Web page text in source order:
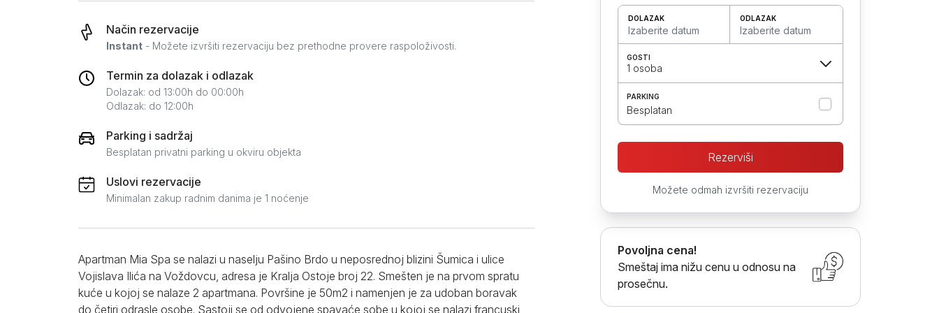
Način rezervacije
Instant - Možete izvršiti rezervaciju bez prethodne provere raspoloživosti.
Termin za dolazak i odlazak
Dolazak: od 13:00h do 00:00h
Odlazak: do 12:00h
Parking i sadržaj
Besplatan privatni parking u okviru objekta
Uslovi rezervacije
Minimalan zakup radnim danima je 1 noćenje
Apartman Mia Spa se nalazi u naselju Pašino Brdo u neposrednoj blizini Šumica i ulice
Vojislava Ilića na Voždovcu, adresa je Kralja Ostoje broj 22. Smešten je na prvom spratu
kuće u kojoj se nalaze 2 apartmana. Površine je 50m2 i namenjen je za udoban boravak
do četiri odrasle osobe. Sastoji se od odvojene spavaće sobe u kojoj se nalazi francuski
DOLAZAK
Izaberite datum
ODLAZAK
Izaberite datum
GOSTI
1 osoba
PARKING
Besplatan
Rezerviši
Možete odmah izvršiti rezervaciju
Povoljna cena!
Smeštaj ima nižu cenu u odnosu na
prosečnu.